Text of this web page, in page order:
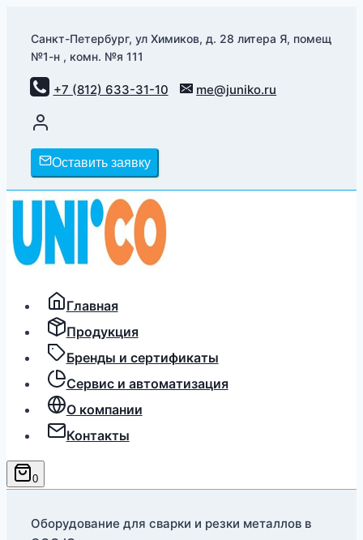
содержимому
Санкт-Петербург, ул Химиков, д. 28 литера Я, помещ
№1-н , комн. №я 111
+7 (812) 633-31-10 me@juniko.ru
Оставить заявку
Главная
Продукция
Бренды и сертификаты
Сервис и автоматизация
О компании
Контакты
0
Оборудование для сварки и резки металлов в